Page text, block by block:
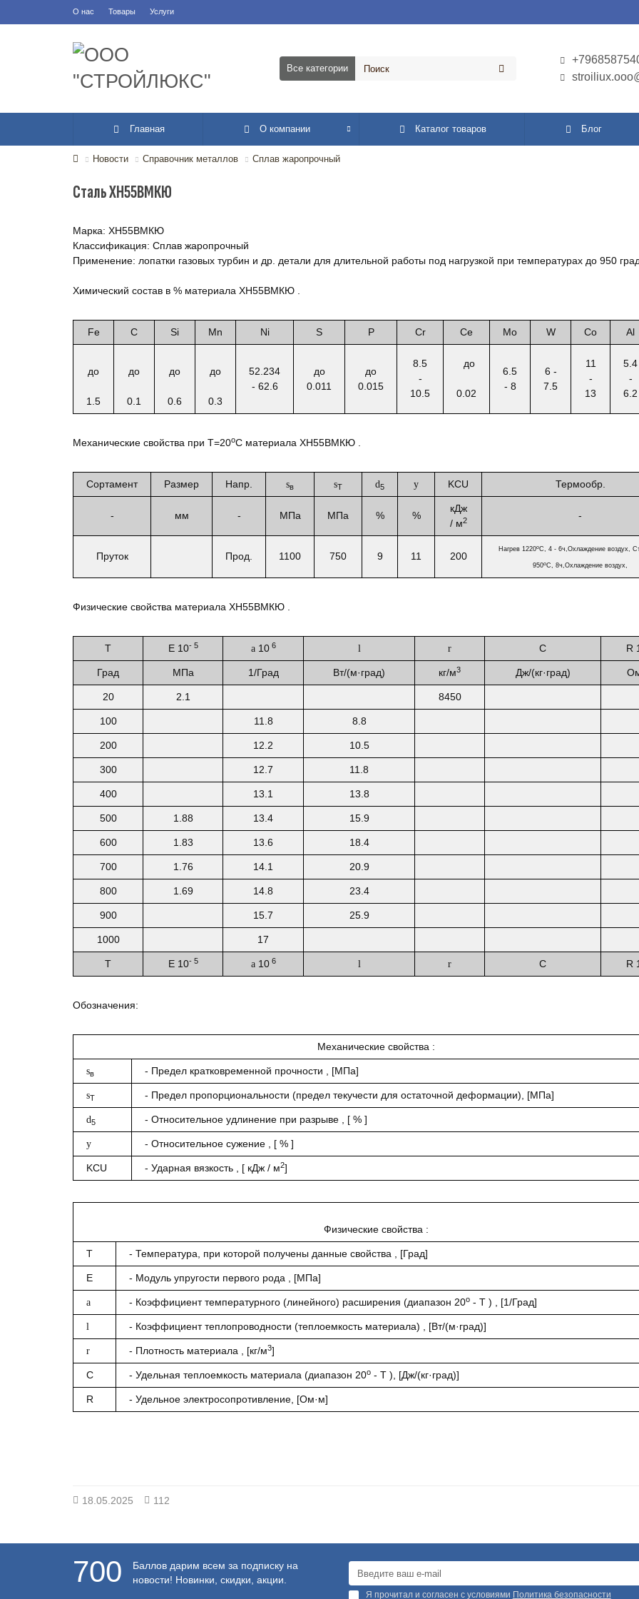
О нас Товары Услуги
Все категории
Главная О компании Каталог товаров Блог
Новости Справочник металлов Сплав жаропрочный
Сталь ХН55ВМКЮ
Марка: ХН55ВМКЮ
Классификация: Сплав жаропрочный
Применение: лопатки газовых турбин и др. детали для длительной работы под нагрузкой при температурах до 950
Химический состав в % материала ХН55ВМКЮ .
Fe C Si Mn Ni S P Cr Ce Mo W Co Al
до
1.5
до
0.1
до
0.6
до
0.3
52.234
- 62.6
до
0.011
до
0.015
8.5
-
10.5
до
0.02
6.5
- 8
6 -
7.5
11
-
13
5.4
-
6.2
Механические свойства при Т=20oС материала ХН55ВМКЮ .
Сортамент Размер Напр. sв sT d5 y KCU Термообр.
- мм - МПа МПа % %
кДж
/ м2 -
Пруток Прод. 1100 750 9 11 200
Нагрев 1220oC, 4 - 6ч,Охлаждение воздух,
950oC, 8ч,Охлаждение воздух,
Физические свойства материала ХН55ВМКЮ .
T E 10- 5 a106 l r C R
Град МПа 1/Град Вт/(м·град) кг/м3 Дж/(кг·град)
20 2.1 8450
100 11.8 8.8
200 12.2 10.5
300 12.7 11.8
400 13.1 13.8
500 1.88 13.4 15.9
600 1.83 13.6 18.4
700 1.76 14.1 20.9
800 1.69 14.8 23.4
900 15.7 25.9
1000 17
T E 10- 5 a106 l r C R
Обозначения:
Механические свойства :
sв - Предел кратковременной прочности , [МПа]
sT - Предел пропорциональности (предел текучести для остаточной деформации), [МПа]
d5 - Относительное удлинение при разрыве , [ % ]
y - Относительное сужение , [ % ]
KCU - Ударная вязкость , [ кДж / м2]
Физические свойства :
T - Температура, при которой получены данные свойства , [Град]
E - Модуль упругости первого рода , [МПа]
a - Коэффициент температурного (линейного) расширения (диапазон 20o - T ) , [1/Град]
l - Коэффициент теплопроводности (теплоемкость материала) , [Вт/(м·град)]
r - Плотность материала , [кг/м3]
C - Удельная теплоемкость материала (диапазон 20o - T ), [Дж/(кг·град)]
R - Удельное электросопротивление, [Ом·м]
18.05.2025 112
700
Баллов дарим всем за подписку на
новости! Новинки, скидки, акции.
Я прочитал и согласен с условиями Политика безопасности